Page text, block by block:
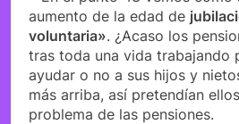
aumento de la edad de
voluntaria». ¿Acaso los
tras toda una vida trabajando
ayudar o no a sus hijos y
más arriba, así pretendían
problema de las pensiones.